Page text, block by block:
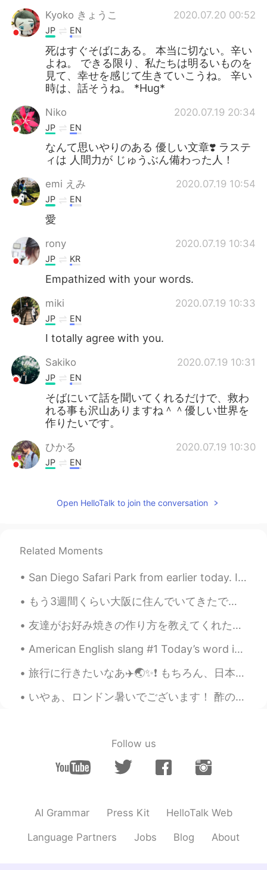
Kyoko きょうこ 2020.07.20 00:52
JP EN
死はすぐそばにある。 本当に切ない。辛い
よね。 できる限り、私たちは明るいものを
見て、幸せを感じて生きていこうね。 辛い
時は、話そうね。 *Hug*
Niko 2020.07.19 20:34
JP EN
なんて思いやりのある 優しい文章❣️ ラステ
ィは 人間力が じゅうぶん備わった人！
emi えみ 2020.07.19 10:54
JP EN
愛
rony 2020.07.19 10:34
JP KR
Empathized with your words.
miki 2020.07.19 10:33
JP EN
I totally agree with you.
Sakiko 2020.07.19 10:31
JP EN
そばにいて話を聞いてくれるだけで、救わ
れる事も沢山ありますね＾＾優しい世界を
作りたいです。
ひかる 2020.07.19 10:30
JP EN
くなるでしょね。
JP EN
Open HelloTalk to join the conversation
Related Moments
San Diego Safari Park from earlier today. It was fairly devoid of people and not too hot - quite ...
もう3週間くらい大阪に住んでいてきたですがまだ友達ができていない。仕事で皆はめっちゃ年上や英語が全く話さない。仕事以外友達を作れるチャンスがないだから悲しい。このアプリはいいだけどたまに変な人い...
友達がお好み焼きの作り方を教えてくれた。簡単でおいしかった😋 余分を作って、それは今日のお弁当になった。それもおいしかった。同僚はうらやましかった😁 そして、このコーンチップスを食べてみた。す...
American English slang #1 Today’s word is: “ripped” “Ripped” is an adjective that is used to de...
旅行に行きたいなあ✈️🌏✨❗️ もちろん、日本に早く戻りたい🇯🇵❤️日本以外で、一番好きな旅行はハワイに行く時だった🌺 ハワイの旅でこれらの写真を撮った📸本当に美しい場所だよね。楽園だと思う...
いやぁ、ロンドン暑いでございます！ 酢の物食べてゴロゴロしちゃいます 皆さま、暑い天気に負けないでね！ Whew, it’s hot in London! I’m eating suno...
Follow us
AI Grammar Press Kit HelloTalk Web
Language Partners Jobs Blog About